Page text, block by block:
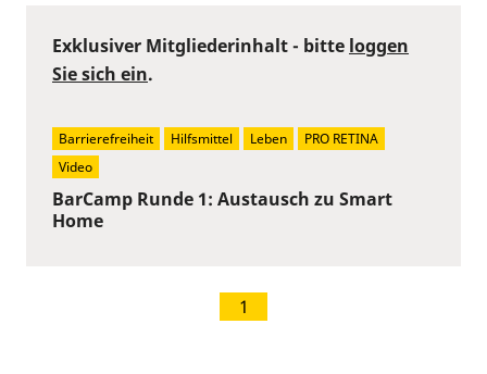
BarCamp Runde 1: Austausch zu Smart
Home
Exklusiver Mitgliederinhalt - bitte loggen
Sie sich ein.
Barrierefreiheit Hilfsmittel Leben
PRO RETINA
Video
1